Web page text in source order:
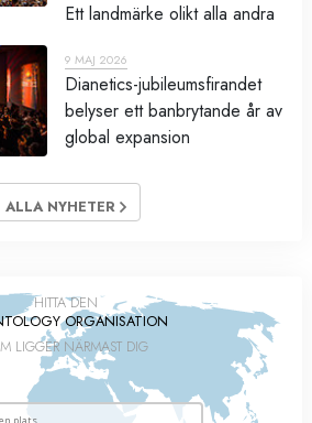
Ett landmärke olikt alla andra
9 MAJ 2026
Dianetics-jubileumsfirandet
belyser ett banbrytande år av
global expansion
ALLA NYHETER
HITTA DEN
ORGANISATION
LIGGER NÄRMAST DIG